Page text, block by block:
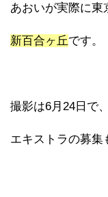
あおいが実際に東
新百合ヶ丘です。
撮影は6月24日で
エキストラの募集